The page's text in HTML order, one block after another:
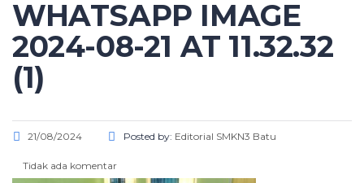
WHATSAPP IMAGE
2024-08-21 AT 11.32.32
(1)
21/08/2024 Posted by: Editorial SMKN3 Batu
Tidak ada komentar